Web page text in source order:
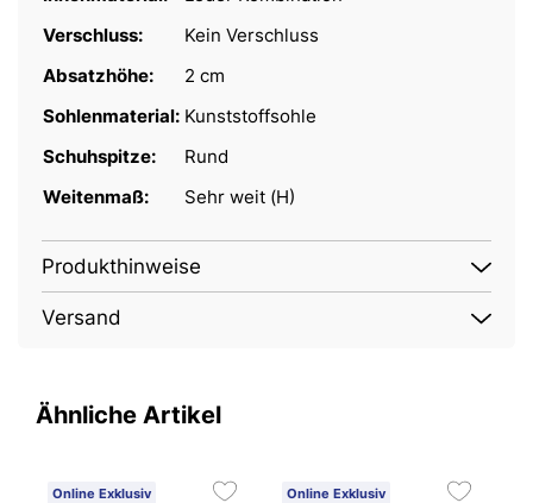
Verschluss:
Kein Verschluss
Absatzhöhe:
2 cm
Sohlenmaterial: Kunststoffsohle
Schuhspitze:
Rund
Weitenmaß:
Sehr weit (H)
Produkthinweise
Versand
Ähnliche Artikel
Online Exklusiv
Online Exklusiv